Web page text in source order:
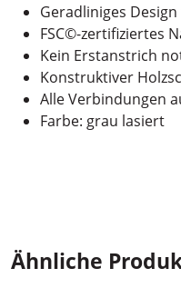
Geradliniges
FSC©-zertifiziertes
Kein Erstanstrich
Konstruktiver
Alle Verbindungen
Farbe: grau lasiert
Ähnliche